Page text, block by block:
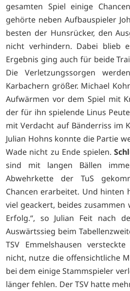
gesamten Spiel einige
gehörte neben Aufbauspieler
besten der Hunsrücker, den
nicht verhindern. Dabei blieb
Ergebnis ging auch für beide
Die Verletzungssorgen
Karbachern größer. Michael
Aufwärmen vor dem Spiel mit
der für ihn spielende Linus
mit Verdacht auf Bänderriss im
Julian Hohns konnte die Partie
Wade nicht zu Ende spielen.
sind mit langen Bällen
Abwehrkette der TuS
Chancen erarbeitet. Und hinten
viel geackert, beides zusammen
Erfolg.“, so Julian Feit nach
Auswärtssieg beim
TSV Emmelshausen
nicht, nutze die offensichtliche
bei dem einige Stammspieler
länger fehlen. Der TSV hatte